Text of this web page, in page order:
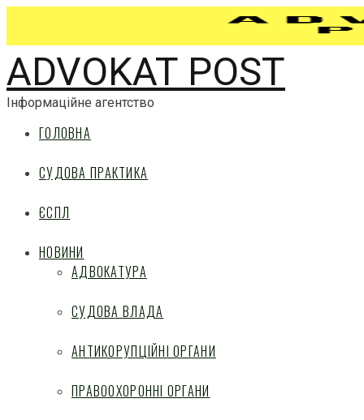
ADVOKAT POST
Інформаційне агентство
ГОЛОВНА
СУДОВА ПРАКТИКА
ЄСПЛ
НОВИНИ
АДВОКАТУРА
СУДОВА ВЛАДА
АНТИКОРУПЦІЙНІ ОРГАНИ
ПРАВООХОРОННІ ОРГАНИ